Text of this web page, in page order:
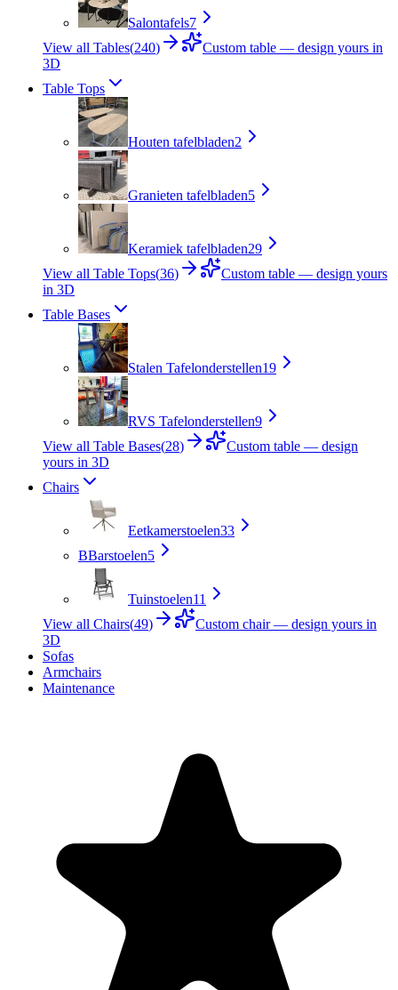
Salontafels7
View all Tables(240)
Custom table — design yours in
3D
Table Tops
Houten tafelbladen2
Granieten tafelbladen5
Keramiek tafelbladen29
View all Table Tops(36)
Custom table — design yours
in 3D
Table Bases
Stalen Tafelonderstellen19
RVS Tafelonderstellen9
View all Table Bases(28)
Custom table — design
yours in 3D
Chairs
Eetkamerstoelen33
BBarstoelen5
Tuinstoelen11
View all Chairs(49)
Custom chair — design yours in
3D
Sofas
Armchairs
Maintenance